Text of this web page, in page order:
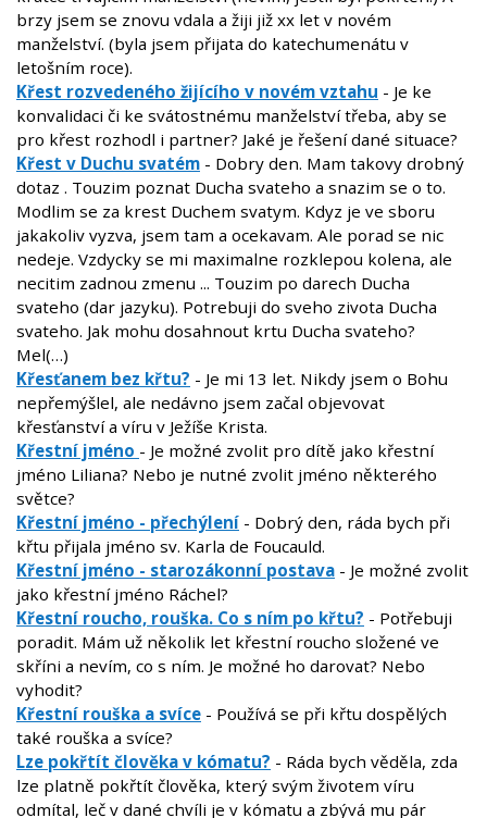
brzy jsem se znovu vdala a žiji již xx let v novém
manželství. (byla jsem přijata do katechumenátu v
letošním roce).
Křest rozvedeného žijícího v novém vztahu - Je ke
konvalidaci či ke svátostnému manželství třeba, aby se
pro křest rozhodl i partner? Jaké je řešení dané situace?
Křest v Duchu svatém - Dobry den. Mam takovy drobný
dotaz . Touzim poznat Ducha svateho a snazim se o to.
Modlim se za krest Duchem svatym. Kdyz je ve sboru
jakakoliv vyzva, jsem tam a ocekavam. Ale porad se nic
nedeje. Vzdycky se mi maximalne rozklepou kolena, ale
necitim zadnou zmenu ... Touzim po darech Ducha
svateho (dar jazyku). Potrebuji do sveho zivota Ducha
svateho. Jak mohu dosahnout krtu Ducha svateho?
Mel(…)
Křesťanem bez křtu? - Je mi 13 let. Nikdy jsem o Bohu
nepřemýšlel, ale nedávno jsem začal objevovat
křesťanství a víru v Ježíše Krista.
Křestní jméno - Je možné zvolit pro dítě jako křestní
jméno Liliana? Nebo je nutné zvolit jméno některého
světce?
Křestní jméno - přechýlení - Dobrý den, ráda bych při
křtu přijala jméno sv. Karla de Foucauld.
Křestní jméno - starozákonní postava - Je možné zvolit
jako křestní jméno Ráchel?
Křestní roucho, rouška. Co s ním po křtu? - Potřebuji
poradit. Mám už několik let křestní roucho složené ve
skříni a nevím, co s ním. Je možné ho darovat? Nebo
vyhodit?
Křestní rouška a svíce - Používá se při křtu dospělých
také rouška a svíce?
Lze pokřtít člověka v kómatu? - Ráda bych věděla, zda
lze platně pokřtít člověka, který svým životem víru
odmítal, leč v dané chvíli je v kómatu a zbývá mu pár